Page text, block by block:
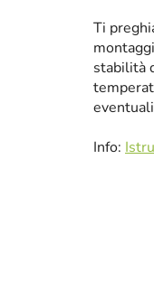
Ti
stabilità
Info: